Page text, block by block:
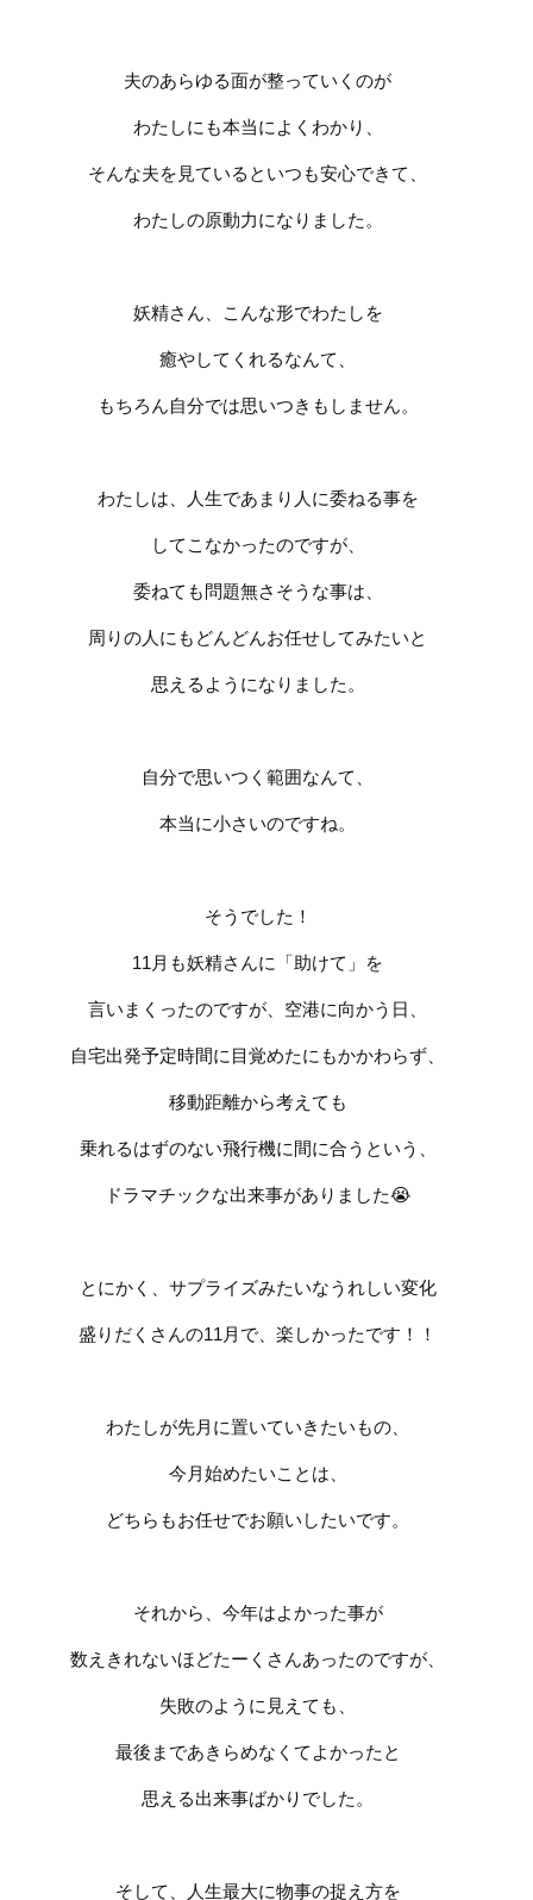
夫のあらゆる面が整っていくのが
わたしにも本当によくわかり、
そんな夫を見ているといつも安心できて、
わたしの原動力になりました。
妖精さん、こんな形でわたしを
癒やしてくれるなんて、
もちろん自分では思いつきもしません。
わたしは、人生であまり人に委ねる事を
してこなかったのですが、
委ねても問題無さそうな事は、
周りの人にもどんどんお任せしてみたいと
思えるようになりました。
自分で思いつく範囲なんて、
本当に小さいのですね。
そうでした！
11 月も妖精さんに「助けて」を
言いまくったのですが、空港に向かう日、
自宅出発予定時間に目覚めたにもかかわらず、
移動距離から考えても
乗れるはずのない飛行機に間に合うという、
ドラマチックな出来事がありました😭
とにかく、サプライズみたいなうれしい変化
盛りだくさんの11 月で、楽しかったです！！
わたしが先月に置いていきたいもの、
今月始めたいことは、
どちらもお任せでお願いしたいです。
それから、今年はよかった事が
数えきれないほどたーくさんあったのですが、
失敗のように見えても、
最後まであきらめなくてよかったと
思える出来事ばかりでした。
そして、人生最大に物事の捉え方を